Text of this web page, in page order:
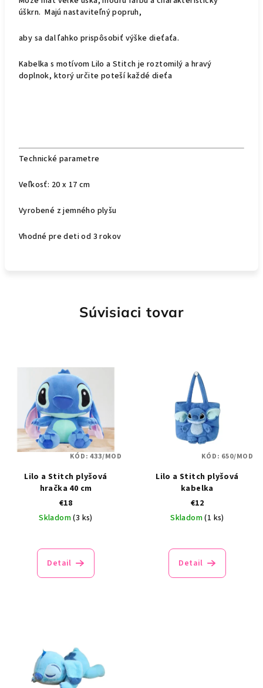
úškrn. Majú nastaviteľný popruh,
aby sa dal ľahko prispôsobiť výške dieťaťa.
Kabelka s motívom Lilo a Stitch je roztomilý a hravý
doplnok, ktorý určite poteší každé dieťa
Technické parametre
Veľkosť: 20 x 17 cm
Vyrobené z jemného plyšu
Vhodné pre deti od 3 rokov
Súvisiaci tovar
Lilo a Stitch plyšová
hračka 40 cm
€18
Skladom(3 ks)
Detail
KÓD:433/MOD
Lilo a Stitch plyšová
kabelka
€12
Skladom(1 ks)
Detail
KÓD: 650/MOD